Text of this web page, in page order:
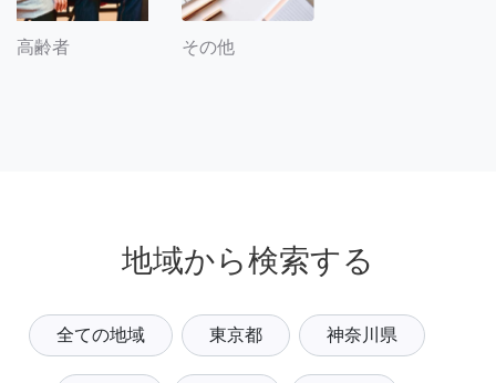
高齢者 その他
地域から検索する
全ての地域 東京都 神奈川県